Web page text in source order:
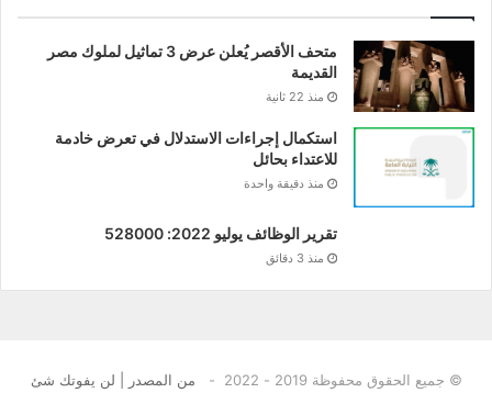
متحف الأقصر يُعلن عرض 3 تماثيل لملوك مصر
القديمة
منذ 22 ثانية
استكمال إجراءات الاستدلال في تعرض خادمة
للاعتداء بحائل
منذ دقيقة واحدة
تقرير الوظائف يوليو 2022: 528000
منذ 3 دقائق
© جميع الحقوق محفوظة 2019 - 2022 - من المصدر | لن يفوتك شئ